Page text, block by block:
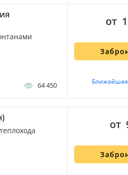
64 450 Ближайшая
от
от